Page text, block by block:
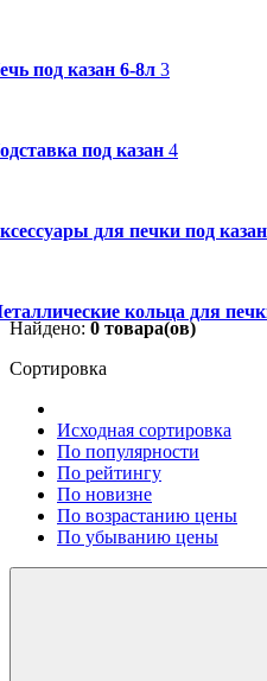
под казан 6-8л 3
под казан 4
для печки под казан
кольца для
Найдено: 0 товара(ов)
Сортировка
Исходная сортировка
По популярности
По рейтингу
По новизне
По возрастанию цены
По убыванию цены